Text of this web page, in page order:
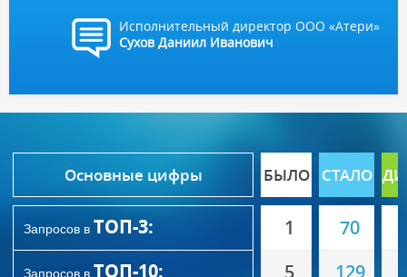
Исполнительный директор ООО «Атери»
Сухов Даниил Иванович
Основные цифры БЫЛО СТАЛО
Запросов в ТОП-3: 1 70
Запросов в ТОП-10: 5 129